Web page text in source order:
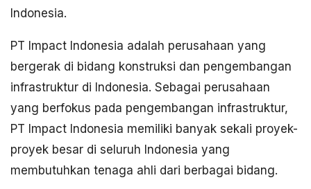
Indonesia.
PT Impact Indonesia adalah perusahaan yang
bergerak di bidang konstruksi dan pengembangan
infrastruktur di Indonesia. Sebagai perusahaan
yang berfokus pada pengembangan infrastruktur,
PT Impact Indonesia memiliki banyak sekali proyek-
proyek besar di seluruh Indonesia yang
membutuhkan tenaga ahli dari berbagai bidang.